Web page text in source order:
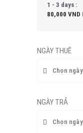
1 - 3 days :
80,000 VND
NGÀY THUÊ
NGÀY TRẢ